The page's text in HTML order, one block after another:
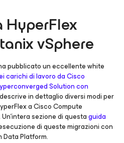
HyperFlex
vSphere
pubblicato un eccellente white
carichi di lavoro da Cisco
Solution con
in dettaglio diversi modi per
a Cisco Compute
sezione di questaguida
di queste migrazioni con
Data Platform.